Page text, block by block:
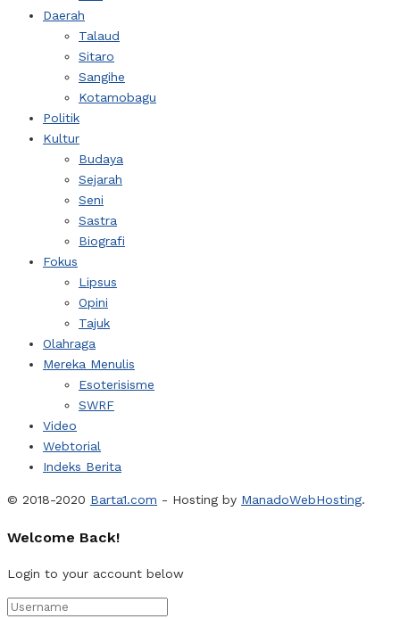
Daerah
Talaud
Sitaro
Sangihe
Kotamobagu
Politik
Kultur
Budaya
Sejarah
Seni
Sastra
Biografi
Fokus
Lipsus
Opini
Tajuk
Olahraga
Mereka Menulis
Esoterisisme
SWRF
Video
Webtorial
Indeks Berita
© 2018-2020 Barta1.com - Hosting by ManadoWebHosting.
Welcome Back!
Login to your account below